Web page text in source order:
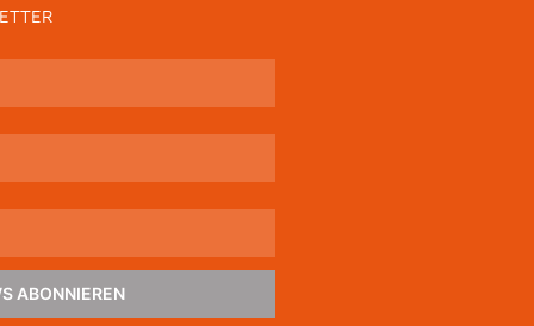
ABONNIEREN